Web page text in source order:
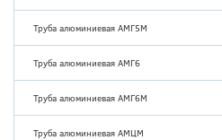
Труба алюминиевая АМГ5М
Труба алюминиевая АМГ6
Труба алюминиевая АМГ6М
Труба алюминиевая АМЦМ